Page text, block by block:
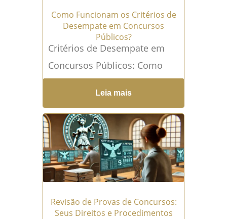
Como Funcionam os Critérios de
Desempate em Concursos
Públicos?
Critérios de Desempate em
Concursos Públicos: Como
Funcionam Os concursos
públicos no Brasil são
conhecidos por sua alta
concorrência, com centenas
ou...Leia mais →
Leia mais
Revisão de Provas de Concursos:
Seus Direitos e Procedimentos